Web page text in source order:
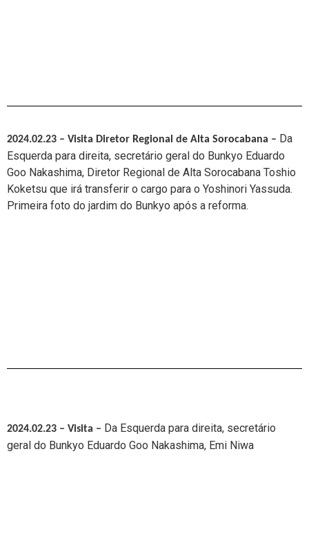
2024.02.23 – Visita Diretor Regional de Alta Sorocabana – Da
Esquerda para direita, secretário geral do Bunkyo Eduardo
Goo Nakashima, Diretor Regional de Alta Sorocabana Toshio
Koketsu que irá transferir o cargo para o Yoshinori Yassuda.
Primeira foto do jardim do Bunkyo após a reforma.
2024.02.23 – Visita – Da Esquerda para direita, secretário
geral do Bunkyo Eduardo Goo Nakashima, Emi Niwa